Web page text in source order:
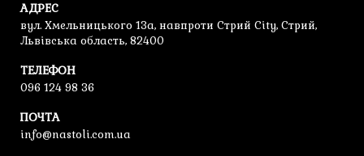
АДРЕС
вул. Хмельницького 13а, навпроти Стрий City, Стрий,
Львівська область, 82400
ТЕЛЕФОН
096 124 98 36
ПОЧТА
info@nastoli.com.ua